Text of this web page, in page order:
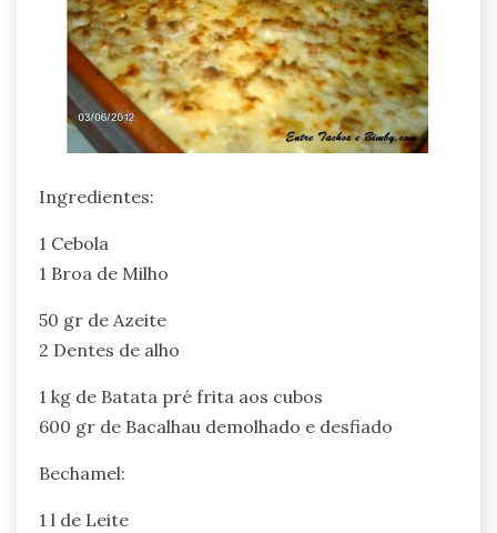
Ingredientes:
1 Cebola
1 Broa de Milho
50 gr de Azeite
2 Dentes de alho
1 kg de Batata pré frita aos cubos
600 gr de Bacalhau demolhado e desfiado
Bechamel:
1 l de Leite